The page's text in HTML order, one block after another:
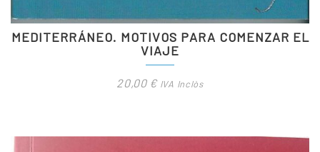
MEDITERRÁNEO. MOTIVOS PARA COMENZAR EL
VIAJE
20,00 € IVA Inclòs